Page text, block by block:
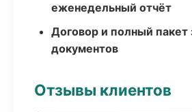
еженедельный отчёт
Договор и полный
документов
Отзывы клиентов